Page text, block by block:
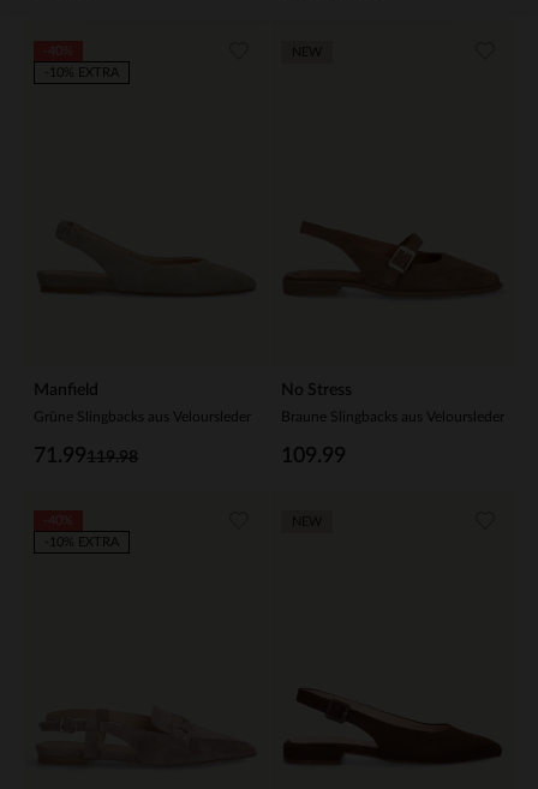
Manfield
Grüne Slingbacks aus Veloursleder
119.98
71.99
-10% EXTRA
No Stress
Braune Slingbacks aus Veloursleder
109.99
-10% EXTRA